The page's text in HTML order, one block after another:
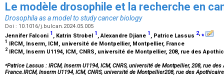
Le modèle drosophile et la recherche en
Drosophila as a model to study cancer biology
Doi : 10.1016/j.bulcan.2024.05.005
Jennifer Falconi 1 , Katrin Strobel 1 , Alexandre Djiane 1 , Patrice Lassus 2,⁎
1 IRCM, Inserm, ICM, université de Montpellier, Montpellier, France
2 IRCM, Inserm U1194, ICM, CNRS, université de Montpellier, 208, rue des
⁎Patrice Lassus : IRCM, Inserm U1194, ICM, CNRS, université de Montpellier, 208, rue
France.IRCM, Inserm U1194, ICM, CNRS, université de Montpellier208, rue des